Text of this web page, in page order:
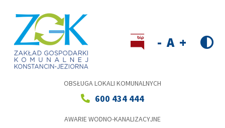
OBSŁUGA LOKALI KOMUNALNYCH
600 434 444
AWARIE WODNO-KANALIZACYJNE
size